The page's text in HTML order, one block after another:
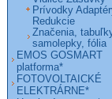
Prívodky
Redukcie
Značenia,
samolepky, fólia
EMOS GOSMART
platforma*
FOTOVOLTAICKÉ
ELEKTRÁRNE*